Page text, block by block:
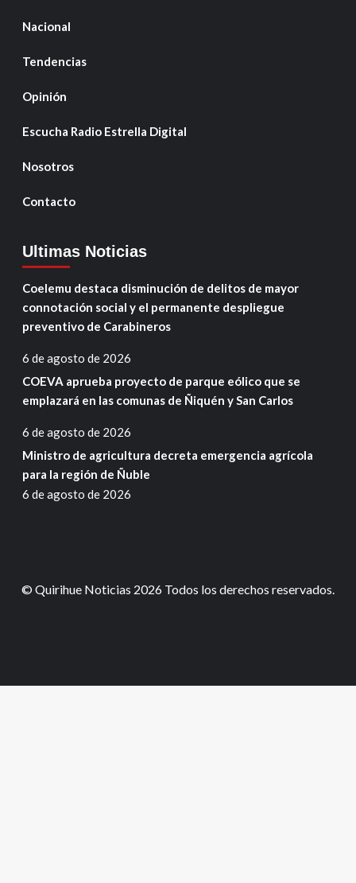
Nacional
Tendencias
Opinión
Escucha Radio Estrella Digital
Nosotros
Contacto
Ultimas Noticias
Coelemu destaca disminución de delitos de mayor
connotación social y el permanente despliegue
preventivo de Carabineros
6 de agosto de 2026
COEVA aprueba proyecto de parque eólico que se
emplazará en las comunas de Ñiquén y San Carlos
6 de agosto de 2026
Ministro de agricultura decreta emergencia agrícola
para la región de Ñuble
6 de agosto de 2026